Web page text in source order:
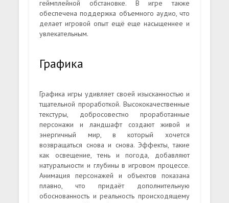
геймплейной обстановке. В игре также
обеспечена поддержка объемного аудио, что
делает игровой опыт ещё еще насыщеннее и
увлекательным.
Графика
Графика игры удивляет своей изысканностью и
тщательной проработкой. Высококачественные
текстуры, добросовестно проработанные
персонажи и ландшафт создают живой и
энергичный мир, в который хочется
возвращаться снова и снова. Эффекты, такие
как освещение, тень и погода, добавляют
натуральности и глубины в игровом процессе.
Анимация персонажей и объектов показана
плавно, что придаёт дополнительную
обоснованность и реальность происходящему